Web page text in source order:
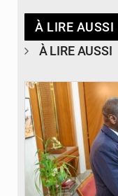
À LIRE AUSSI
À LIRE AUSSI